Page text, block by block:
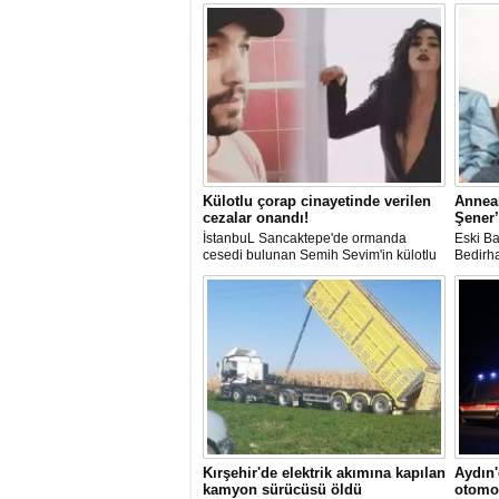
Külotlu çorap cinayetinde verilen
cezalar onandı!
İstanbuL Sancaktepe'de ormanda
cesedi bulunan Semih Sevim'in külotlu
çorapla boğularak öldürüldüğü
iddiasına ilişkin sanık Seçil Çiftçi'ye
verilen 'ağırlaştırılmış müebbet' ve
babası hakkındaki 'müebbet' kararı,
istinaf mahkemesi onadı.
Eski
Kırşehir'de elektrik akımına kapılan
kamyon sürücüsü öldü